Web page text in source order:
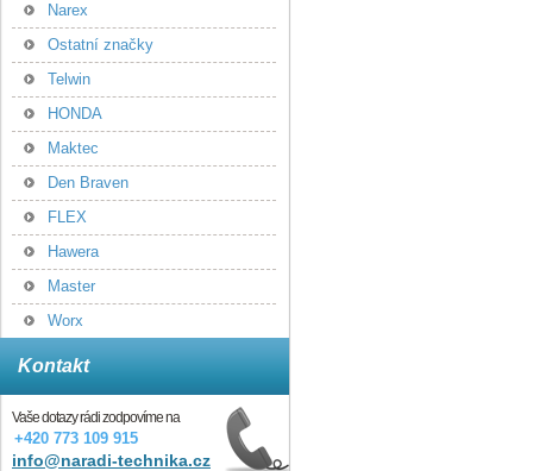
Narex
Ostatní značky
Telwin
HONDA
Maktec
Den Braven
FLEX
Hawera
Master
Worx
Kontakt
Vaše dotazy rádi zodpovíme na
+420 773 109 915
info@naradi-technika.cz